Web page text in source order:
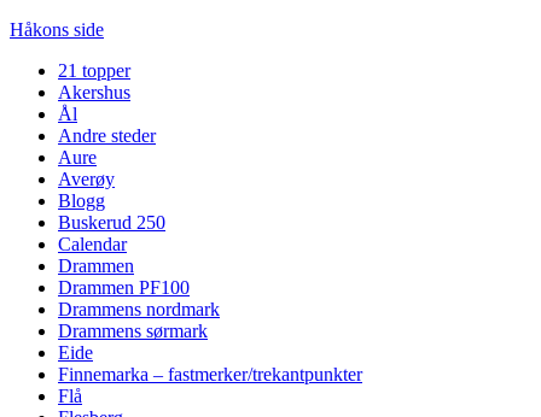
Håkons side
21 topper
Akershus
Ål
Andre steder
Aure
Averøy
Blogg
Buskerud 250
Calendar
Drammen
Drammen PF100
Drammens nordmark
Drammens sørmark
Eide
Finnemarka – fastmerker/trekantpunkter
Flå